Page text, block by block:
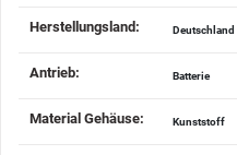
Herstellungsland‍: Deutschland
Antrieb‍: Batterie
Material Gehäuse‍: Kunststoff